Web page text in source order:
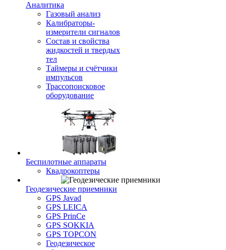
Аналитика
Газовый анализ
Калибраторы-
измерители сигналов
Состав и свойства
жидкостей и твердых
тел
Таймеры и счётчики
импульсов
Трассопоисковое
оборудование
Беспилотные аппараты
Квадрокоптеры
Геодезические приемники
GPS Javad
GPS LEICA
GPS PrinCe
GPS SOKKIA
GPS TOPCON
Геодезическое